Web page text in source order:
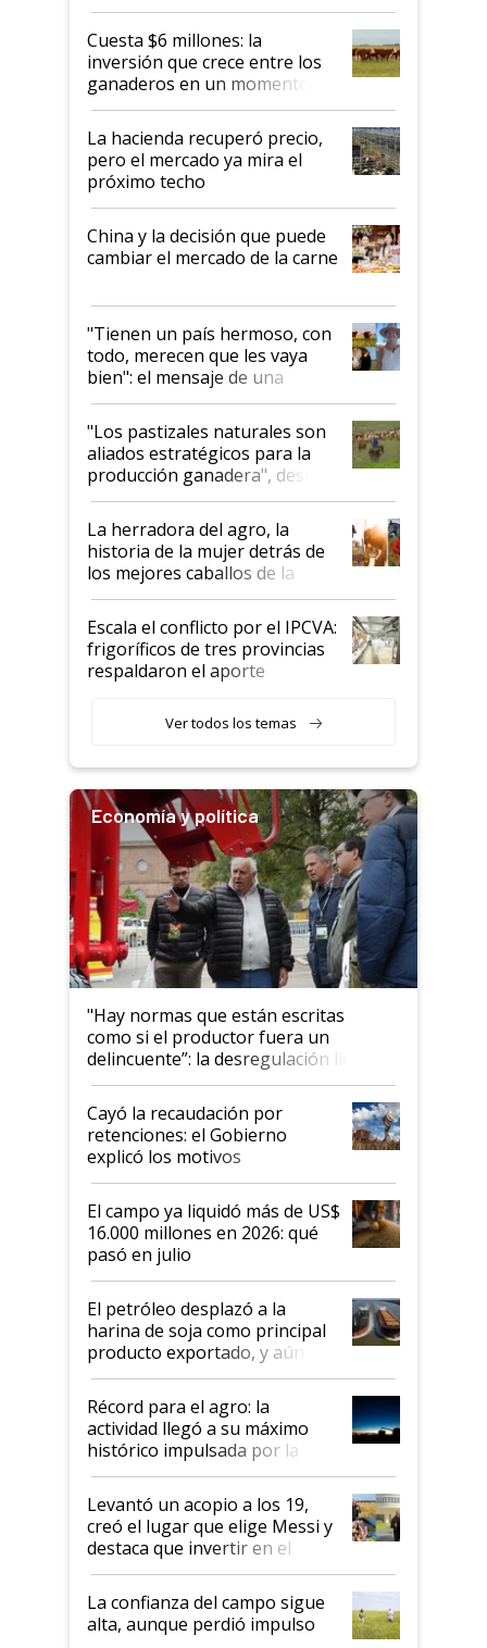
toca a algún productor”
Cuesta $6 millones: la
inversión que crece entre los
ganaderos en un momento
histórico para la actividad
La hacienda recuperó precio,
pero el mercado ya mira el
próximo techo
China y la decisión que puede
cambiar el mercado de la carne
"Tienen un país hermoso, con
todo, merecen que les vaya
bien": el mensaje de una
ganadera uruguaya sobre las
oportunidades que se abren
para el agro en Argentina, con
foco en la carne
"Los pastizales naturales son
aliados estratégicos para la
producción ganadera", destaca
la iniciativa que ya reúne a 46
establecimientos en Argentina
La herradora del agro, la
historia de la mujer detrás de
los mejores caballos de la
Argentina y los mitos que
todavía hacen sufrir a estos
animales: "Mientras me
descalificaban, yo seguí
haciendo currículum"
Escala el conflicto por el IPCVA:
frigoríficos de tres provincias
respaldaron el aporte
Ver todos los temas
Economía y política
"Hay normas que están escritas
como si el productor fuera un
delincuente”: la desregulación llegó
al Congreso Aapresid y hasta se
habló del financiamiento al IPCVA
Cayó la recaudación por
retenciones: el Gobierno
explicó los motivos
El campo ya liquidó más de US$
16.000 millones en 2026: qué
pasó en julio
El petróleo desplazó a la
harina de soja como principal
producto exportado, y aún así
el agro aportó casi seis de cada
diez dólares y sostuvo el
liderazgo en un semestre
récord
Récord para el agro: la
actividad llegó a su máximo
histórico impulsada por la
cosecha y las exportaciones
Levantó un acopio a los 19,
creó el lugar que elige Messi y
destaca que invertir en el
kirchnerismo era como "darle
plata a un hijo para droga":
Juan Félix Rossetti, el libertario
que de una dura crisis salió
La confianza del campo sigue
alta, aunque perdió impulso